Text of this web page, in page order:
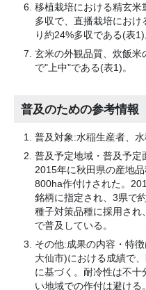
移植栽培における精玄米
多収で、直播栽培におけ
り約24%多収である(表1)
玄米の外観品質、炊飯米
で"上中"である(表1)。
普及のための参考情報
普及対象:水稲生産者、
普及予定地域・普及予定
2015年に秋田県の産地
800ha作付けされた。
銘柄に指定され、3県で
種子対策品種に採用さ
で普及している。
その他:成果の内容・特
大仙市)における成績で
に基づく。耐冷性は不
い地域での作付は避ける